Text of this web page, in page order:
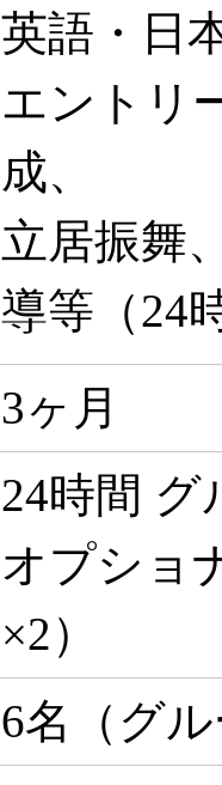
英語・日
エントリ
成、
立居振舞
導等（24
3ヶ月
24時間 グ
オプショ
×2）
6名（グ